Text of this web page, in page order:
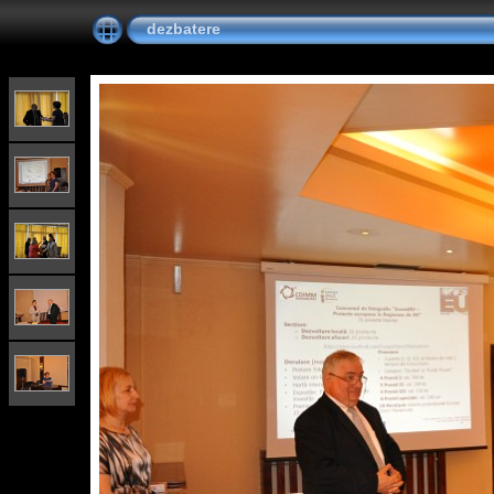
dezbatere